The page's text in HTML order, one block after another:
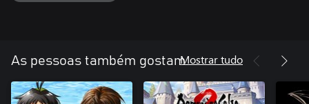
As pessoas também gostamMostrar tudo